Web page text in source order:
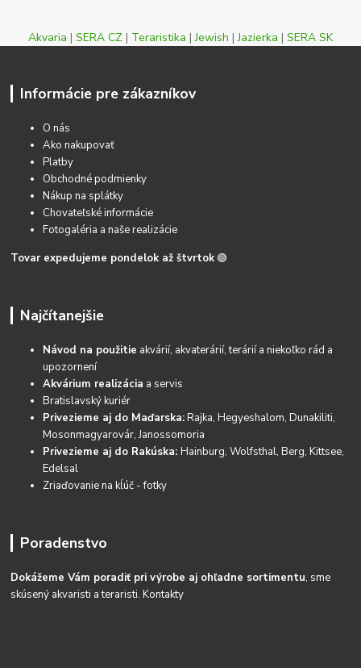
Akvaria | SERA CZ | Teraristika |Jewish |Jazierka | SERA SK
Informácie pre zákazníkov
O nás
Ako nakupovať
Platby
Obchodné podmienky
Nákup na splátky
Chovateľské informácie
Fotogaléria a naše realizácie
Tovar expedujeme pondelok až štvrtok 🟢
Najčítanejšie
Návod na použitie akvárií, akvaterárií, terárií a niekoľko rád a
upozornení
Akvárium realizácia a servis
Bratislavský kuriér
Privezieme aj do Maďarska:Rajka, Hegyeshalom, Dunakiliti,
Mosonmagyarovár, Janossomoria
Privezieme aj do Rakúska:Hainburg, Wolfsthal, Berg, Kittsee,
Edelsal
Zriaďovanie na kĺúč - fotky
Poradenstvo
Dokážeme Vám poradiť pri výrobe aj ohľadne sortimentu, sme
skúsený akvaristi a teraristi.Kontakty